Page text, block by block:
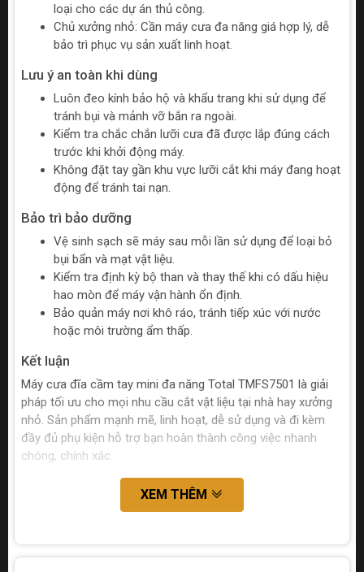
loại cho các dự án thủ công.
Chủ xưởng nhỏ: Cần máy cưa đa năng giá hợp lý, dễ
bảo trì phục vụ sản xuất linh hoạt.
Lưu ý an toàn khi dùng
Luôn đeo kính bảo hộ và khẩu trang khi sử dụng để
tránh bụi và mảnh vỡ bắn ra ngoài.
Kiểm tra chắc chắn lưỡi cưa đã được lắp đúng cách
trước khi khởi động máy.
Không đặt tay gần khu vực lưỡi cắt khi máy đang hoạt
động để tránh tai nạn.
Bảo trì bảo dưỡng
Vệ sinh sạch sẽ máy sau mỗi lần sử dụng để loại bỏ
bụi bẩn và mạt vật liệu.
Kiểm tra định kỳ bộ than và thay thế khi có dấu hiệu
hao mòn để máy vận hành ổn định.
Bảo quản máy nơi khô ráo, tránh tiếp xúc với nước
hoặc môi trường ẩm thấp.
Kết luận
Máy cưa đĩa cầm tay mini đa năng Total TMFS7501 là giải
pháp tối ưu cho mọi nhu cầu cắt vật liệu tại nhà hay xưởng
nhỏ. Sản phẩm mạnh mẽ, linh hoạt, dễ sử dụng và đi kèm
đầy đủ phụ kiện hỗ trợ bạn hoàn thành công việc nhanh
chóng, chính xác.
XEM THÊM